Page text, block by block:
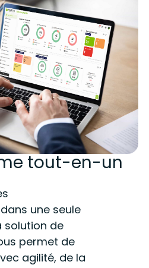
tout-en-un
une seule
solution de
permet de
agilité, de la